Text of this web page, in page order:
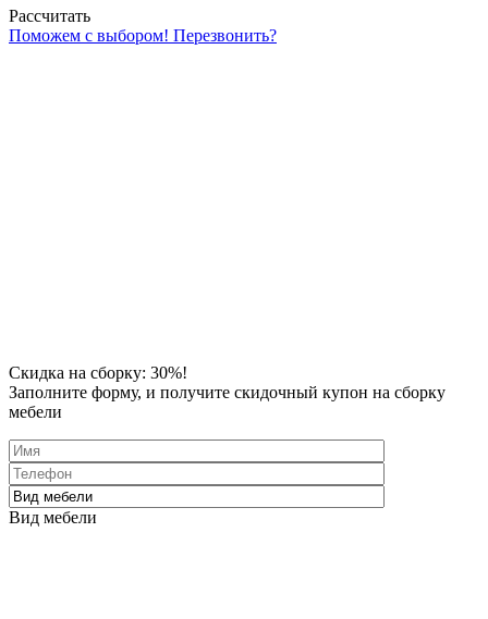
Рассчитать
Поможем с выбором! Перезвонить?
Скидка на сборку: 30%!
Заполните форму, и получите скидочный купон на сборку
мебели
Вид мебели